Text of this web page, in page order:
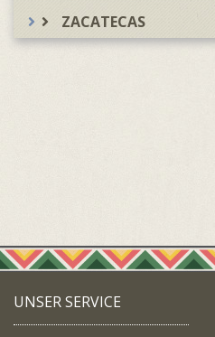
ZACATECAS
UNSER SERVICE